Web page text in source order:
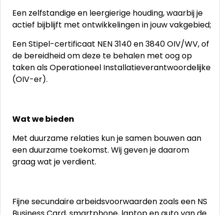
Een zelfstandige en leergierige houding, waarbij je
actief bijblijft met ontwikkelingen in jouw vakgebied;
Een Stipel-certificaat NEN 3140 en 3840 OIV/WV, of
de bereidheid om deze te behalen met oog op
taken als Operationeel Installatieverantwoordelijke
(OIV-er).
Wat we bieden
Met duurzame relaties kun je samen bouwen aan
een duurzame toekomst. Wij geven je daarom
graag wat je verdient.
Fijne secundaire arbeidsvoorwaarden zoals een NS